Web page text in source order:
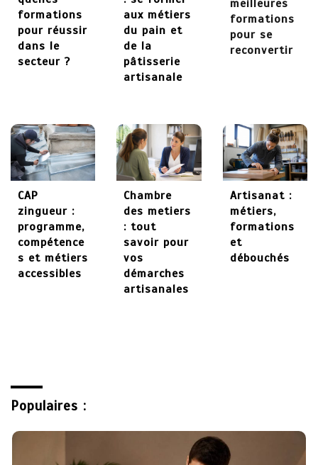
27 mai 2026
formations
pour réussir
dans le
secteur ?
aux métiers
du pain et
de la
pâtisserie
artisanale
meilleures
formations
pour se
reconvertir
CAP
zingueur :
programme,
compétence
s et métiers
accessibles
Chambre
des metiers
: tout
savoir pour
vos
démarches
artisanales
Artisanat :
métiers,
formations
et
débouchés
Populaires :